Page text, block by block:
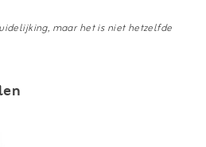
maar het is niet hetzelfde